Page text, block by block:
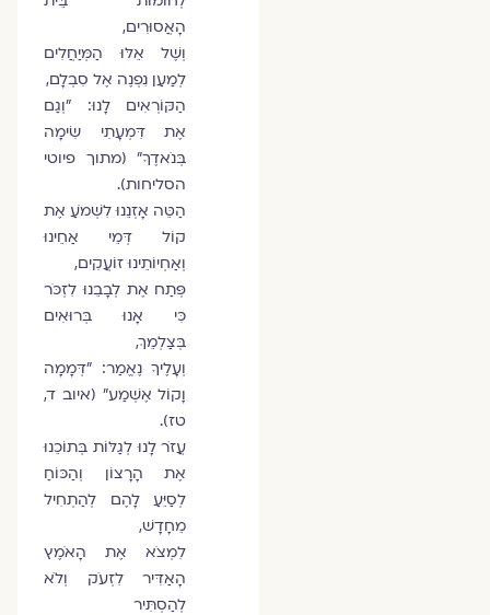
הָאֲסוּרִים,
וְשֶׁל אֵלּוּ הַמְּיַחֲלִים
לְמַעַן נִפְנֶה אֶל סִבְלָם,
הַקּוֹרְאִים לָנוּ: "וְגַם
אֶת דִּמְעָתִי שִׂימָה
בְּנֹאדֶךָ" (מתוך פיוטי
הסליחות).
הַטֵּה אָזְנֵנוּ לִשְׁמֹעַ אֶת
קוֹל דְּמֵי אַחֵינוּ
וְאַחְיוֹתֵינוּ זוֹעֲקִים,
פְּתַח אֶת לְבָבֵנוּ לִזְכֹּר
כִּי אָנוּ בְּרוּאִים
בְּצַלְמֵךְ,
וְעָלֶיךָ נֶאֱמַר: "דְּמָמָה
וָקוֹל אֶשְׁמַע" (איוב ד,
טז).
עֲזֹר לָנוּ לְגַלּוֹת בְּתוֹכֵנוּ
אֶת הָרָצוֹן וְהַכּוֹחַ
לְסַיֵּעַ לָהֶם לְהַתְחִיל
מֵחָדָשׁ,
לִמְצֹא אֶת הָאֹמֶץ
הָאַדִּיר לִזְעֹק וְלֹא
לְהַסְתִּיר